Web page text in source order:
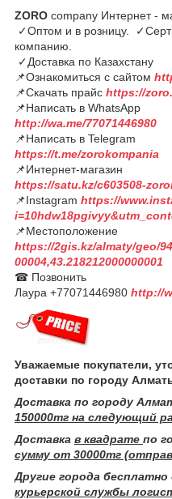
ZORO company Интернет
✓Оптом и в розницу.
компанию.
✓Доставка по
📌Ознакомиться с сайтом
📌Скачать прайс https://
📌Написать в WhatsApp
http://wa.me/77071446980
📌Написать в Telegram
https://t.me/zorokompania
📌Интернет-магазин
https://satu.kz/c603508-
📌Instagram https://
📌Местоположение
https://2gis.kz/almaty/geo/
00004,43.218212000000001
☎ Позвонить
Лаура +77071446980 http://
Уважаемые покупатели,
доставки по городу
Доставка по городу
150000тг на следующий
Доставка в квадрате по
сумму от 30000тг
Другие города
курьерской службы